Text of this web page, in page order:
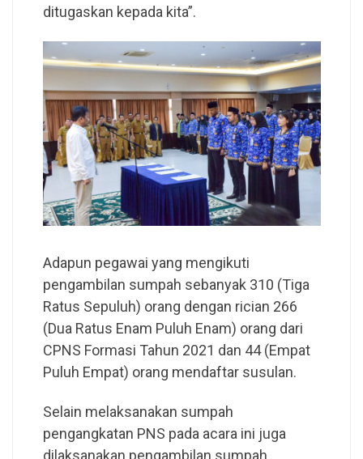
ditugaskan kepada kita”.
Adapun pegawai yang mengikuti
pengambilan sumpah sebanyak 310 (Tiga
Ratus Sepuluh) orang dengan rician 266
(Dua Ratus Enam Puluh Enam) orang dari
CPNS Formasi Tahun 2021 dan 44 (Empat
Puluh Empat) orang mendaftar susulan.
Selain melaksanakan sumpah
pengangkatan PNS pada acara ini juga